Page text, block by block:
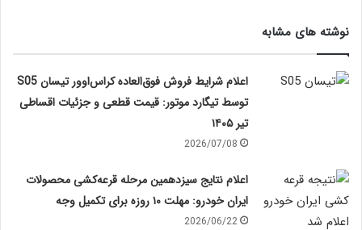
نوشته های مشابه
اعلام شرایط فروش فوق‌العاده کراس‌اوور تیسان S05
توسط تیگارد موتور: قیمت قطعی و جزئیات اقساطی
تیر ۱۴۰۵
2026/07/08
اعلام نتایج سیزدهمین مرحله قرعه‌کشی محصولات
ایران خودرو: مهلت ۱۰ روزه برای تکمیل وجه
2026/06/22